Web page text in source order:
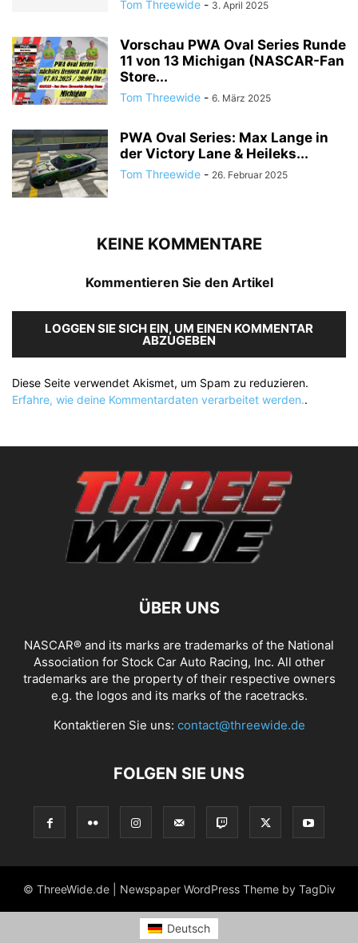
Tom Threewide - 3. April 2025
Vorschau PWA Oval Series Runde
11 von 13 Michigan (NASCAR-Fan
Store...
Tom Threewide - 6. März 2025
PWA Oval Series: Max Lange in
der Victory Lane & Heileks...
Tom Threewide - 26. Februar 2025
KEINE KOMMENTARE
Kommentieren Sie den Artikel
LOGGEN SIE SICH EIN, UM EINEN KOMMENTAR
ABZUGEBEN
Diese Seite verwendet Akismet, um Spam zu reduzieren.
Erfahre, wie deine Kommentardaten verarbeitet werden..
ÜBER UNS
NASCAR® and its marks are trademarks of the National
Association for Stock Car Auto Racing, Inc. All other
trademarks are the property of their respective owners
e.g. the logos and its marks of the racetracks.
Kontaktieren Sie uns: contact@threewide.de
FOLGEN SIE UNS
© ThreeWide.de | Newspaper WordPress Theme by TagDiv
Deutsch